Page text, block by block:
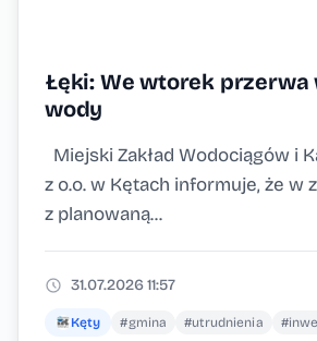
Łęki: We wtorek przerwa
wody
Miejski Zakład Wodociągów i
z o.o. w Kętach informuje, że w
z planowaną...
31.07.2026 11:57
Kęty #gmina #utrudnienia